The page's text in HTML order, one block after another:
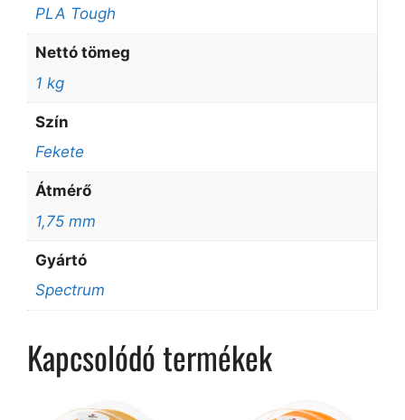
PLA Tough
Nettó tömeg
1 kg
Szín
Fekete
Átmérő
1,75 mm
Gyártó
Spectrum
Kapcsolódó termékek